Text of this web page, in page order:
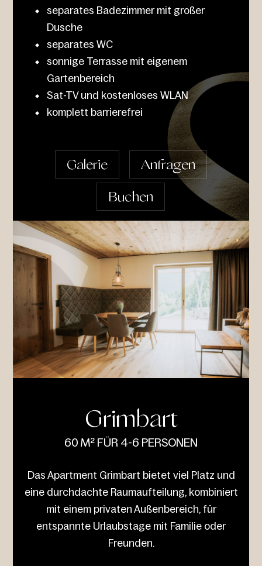
separates Badezimmer mit großer
Dusche
separates WC
sonnige Terrasse mit eigenem
Gartenbereich
Sat-TV und kostenloses WLAN
komplett barrierefrei
Galerie
Anfragen
Buchen
Grimbart
60 M² FÜR 4-6 PERSONEN
Das Apartment Grimbart bietet viel Platz und
eine durchdachte Raumaufteilung, kombiniert
mit einem privaten Außenbereich, für
entspannte Urlaubstage mit Familie oder
Freunden.